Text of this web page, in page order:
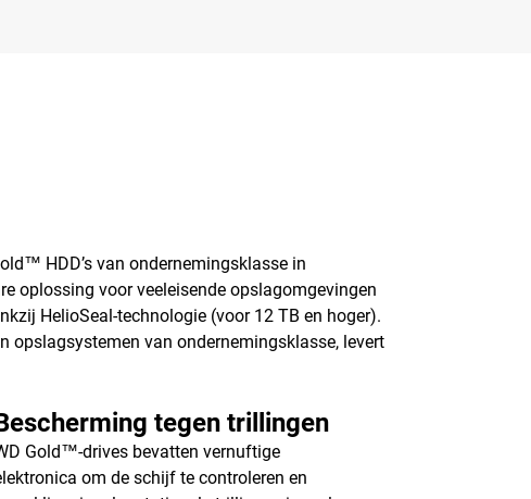
HDD’s van ondernemingsklasse in
oplossing voor veeleisende opslagomgevingen
HelioSeal-technologie (voor 12 TB en hoger).
opslagsystemen van ondernemingsklasse, levert
tegen trillingen
Gold™-drives bevatten vernuftige
om de schijf te controleren en